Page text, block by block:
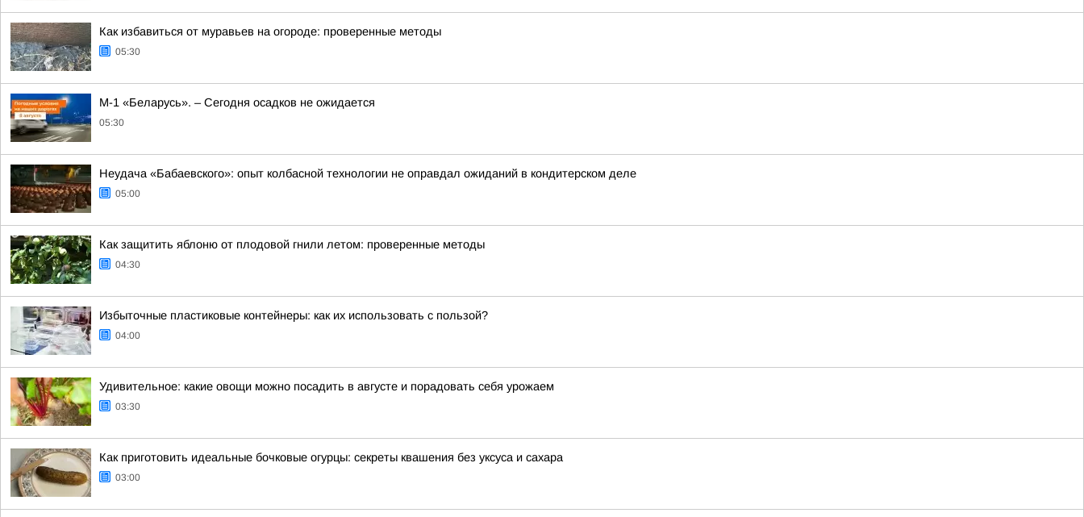
Как избавиться от муравьев на огороде: проверенные методы
05:30
М-1 «Беларусь». – Сегодня осадков не ожидается
05:30
Неудача «Бабаевского»: опыт колбасной технологии не оправдал ожиданий в кондитерском деле
05:00
Как защитить яблоню от плодовой гнили летом: проверенные методы
04:30
Избыточные пластиковые контейнеры: как их использовать с пользой?
04:00
Удивительное: какие овощи можно посадить в августе и порадовать себя урожаем
03:30
Как приготовить идеальные бочковые огурцы: секреты квашения без уксуса и сахара
03:00